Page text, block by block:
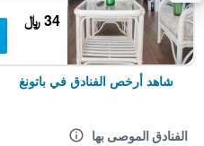
34 ﷼
شاهد أرخص الفنادق في باتونغ
الفنادق الموصى بها